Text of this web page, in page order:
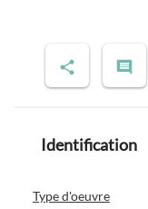
Identification
Type d'oeuvre